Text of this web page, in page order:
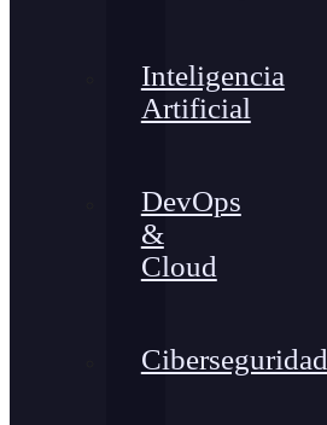
Inteligencia
Artificial
DevOps
&
Cloud
Ciberseguridad